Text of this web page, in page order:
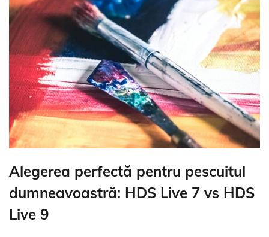
Alegerea perfectă pentru pescuitul
dumneavoastră: HDS Live 7 vs HDS
Live 9